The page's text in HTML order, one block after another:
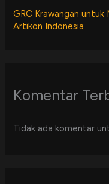
GRC Krawangan
Artikon Indonesia
Komentar
Tidak ada komentar